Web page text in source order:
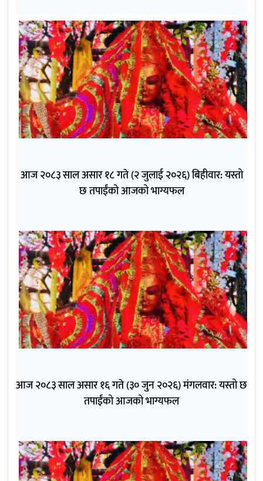
आज २०८३ साल असार १८ गते (२ जुलाई २०२६) बिहीवार: यस्तो
छ तपाईंको आजको भाग्यफल
आज २०८३ साल असार १६ गते (३० जुन २०२६) मंगलवार: यस्तो छ
तपाईंको आजको भाग्यफल